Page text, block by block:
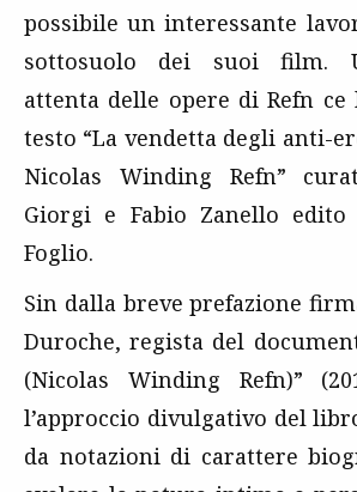
possibile un interessante
sottosuolo dei suoi film.
attenta delle opere di Refn
testo “La vendetta degli anti-
Nicolas Winding Refn”
Giorgi e Fabio Zanello
Foglio.
Sin dalla breve prefazione
Duroche, regista del
(Nicolas Winding Refn)”
l’approccio divulgativo del
da notazioni di carattere